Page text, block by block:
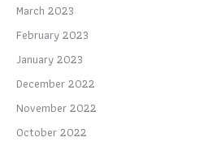
March 2023
February 2023
January 2023
December 2022
November 2022
October 2022